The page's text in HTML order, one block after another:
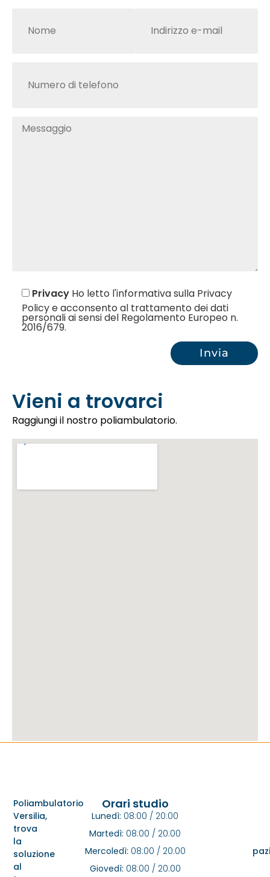
Privacy Ho letto l'informativa sulla Privacy
Policy e acconsento al trattamento dei dati
personali ai sensi del Regolamento Europeo n.
2016/679.
Vieni a trovarci
Raggiungi il nostro poliambulatorio.
Orari studio
Lunedì: 08:00 / 20:00
Martedì: 08:00 / 20:00
Mercoledì: 08:00 / 20:00
Giovedì: 08:00 / 20:00
Poliambulatorio
Versilia,
trova
la
soluzione
al